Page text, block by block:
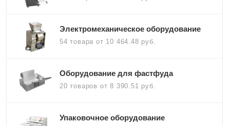
Электромеханическое оборудование
54 товара от 10 464.48 руб.
Оборудование для фастфуда
20 товаров от 8 390.51 руб.
Упаковочное оборудование